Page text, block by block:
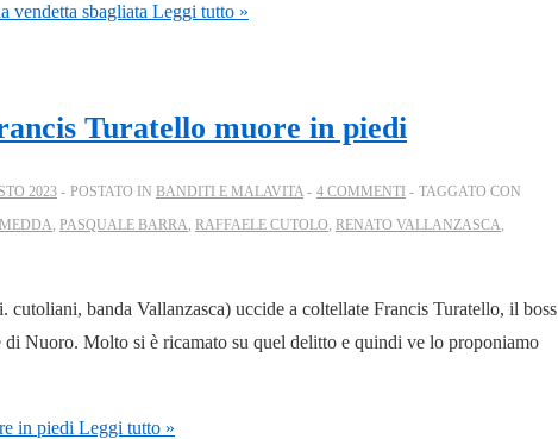
vendetta sbagliata Leggi tutto »
Turatello muore in piedi
2023 POSTATO IN BANDITI E MALAVITA 4 COMMENTI
TAGGATO CON
PASQUALE BARRA RAFFAELE CUTOLO RENATO VALLANZASCA
cutoliani, banda Vallanzasca) uccide a coltellate Francis Turatello, il boss
di Nuoro. Molto si è ricamato su quel delitto e quindi ve lo proponiamo
in piedi Leggi tutto »